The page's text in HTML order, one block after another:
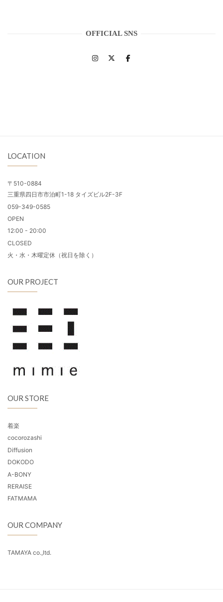
OFFICIAL SNS
LOCATION
〒510-0884
三重県四日市市泊町1-18 タイズビル2F-3F
059-349-0585
OPEN
12:00 - 20:00
CLOSED
火・水・木曜定休（祝日を除く）
OUR PROJECT
OUR STORE
着楽
cocorozashi
Diffusion
DOKODO
A-BONY
RERAISE
FATMAMA
OUR COMPANY
TAMAYA co.,ltd.